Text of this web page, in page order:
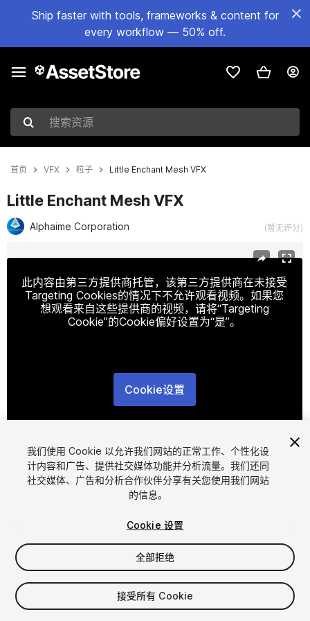
Ship faster with tools, frameworks & content for
every workflow — 50% off.
搜索资源
首页 VFX 粒子 Little Enchant Mesh VFX
Little Enchant Mesh VFX
Alphaime Corporation (暂无评分)
此内容由第三方提供商托管，该第三方提供商在未接受
Targeting Cookies的情况下不允许观看视频。如果您
想观看来自这些提供商的视频，请将“Targeting
Cookie”的Cookie偏好设置为“是”。
Cookie设置
FREE
72viewsin the past week
我们使用 Cookie 以允许我们网站的正常工作、个性化设
计内容和广告、提供社交媒体功能并分析流量。我们还同
社交媒体、广告和分析合作伙伴分享有关您使用我们网站
的信息。
Cookie 设置
全部拒绝
接受所有 Cookie